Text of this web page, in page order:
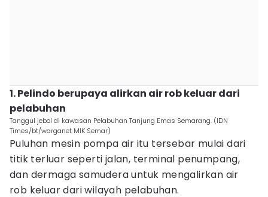
1. Pelindo berupaya alirkan air rob keluar dari
pelabuhan
Tanggul jebol di kawasan Pelabuhan Tanjung Emas Semarang. (IDN
Times/bt/warganet MIK Semar)
Puluhan mesin pompa air itu tersebar mulai dari
titik terluar seperti jalan, terminal penumpang,
dan dermaga samudera untuk mengalirkan air
rob keluar dari wilayah pelabuhan.